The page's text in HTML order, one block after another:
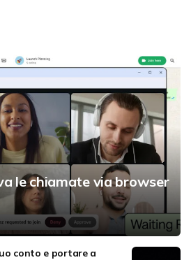
le chiamate via browser
conto e portare a